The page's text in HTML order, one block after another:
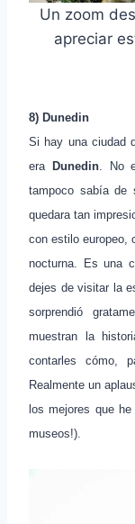
Un zoom
apreciar
8) Dunedin
Si hay una ciudad
era Dunedin. No
tampoco sabía de
quedara tan
con estilo europeo,
nocturna. Es una
dejes de visitar la
sorprendió
muestran la
contarles cómo,
Realmente un
los mejores que
museos!).